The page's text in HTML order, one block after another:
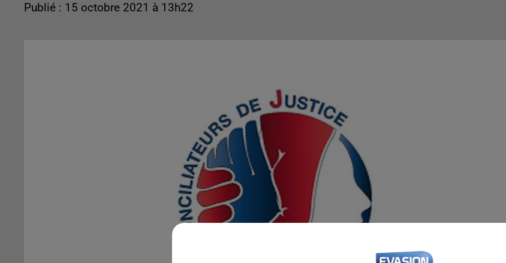
Publié : 15 octobre 2021 à 13h22